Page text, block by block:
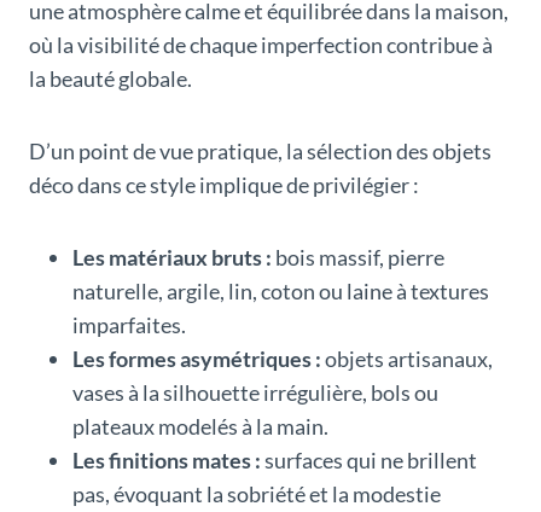
une atmosphère calme et équilibrée dans la maison,
où la visibilité de chaque imperfection contribue à
la beauté globale.
D’un point de vue pratique, la sélection des objets
déco dans ce style implique de privilégier :
Les matériaux bruts : bois massif, pierre
naturelle, argile, lin, coton ou laine à textures
imparfaites.
Les formes asymétriques :objets artisanaux,
vases à la silhouette irrégulière, bols ou
plateaux modelés à la main.
Les finitions mates :surfaces qui ne brillent
pas, évoquant la sobriété et la modestie